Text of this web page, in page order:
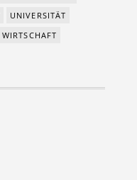
UNIVERSITÄT
WIRTSCHAFT